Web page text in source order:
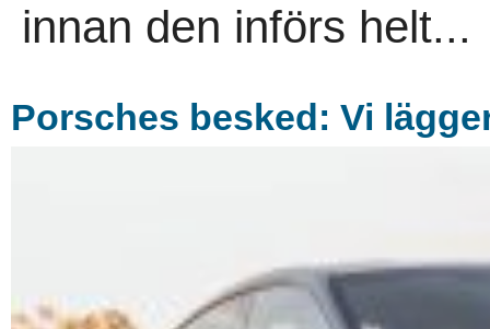
innan den införs helt...
Porsches besked: Vi